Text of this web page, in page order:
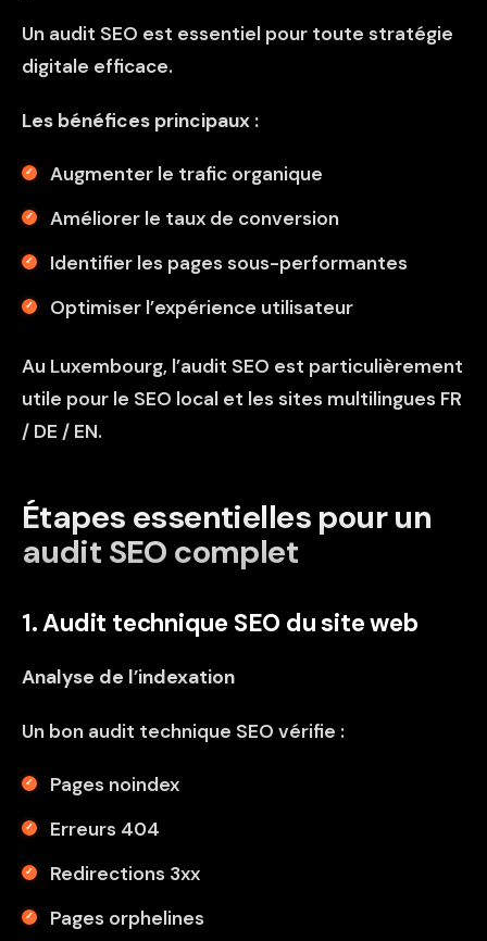
Un audit SEO est essentiel pour toute stratégie
digitale efficace.
Les bénéfices principaux :
Augmenter le trafic organique
Améliorer le taux de conversion
Identifier les pages sous-performantes
Optimiser l’expérience utilisateur
Au Luxembourg, l’audit SEO est particulièrement
utile pour le SEO local et les sites multilingues FR
/ DE / EN.
Étapes essentielles pour un
audit SEO complet
1. Audit technique SEO du site web
Analyse de l’indexation
Un bon audit technique SEO vérifie :
Pages noindex
Erreurs 404
Redirections 3xx
Pages orphelines